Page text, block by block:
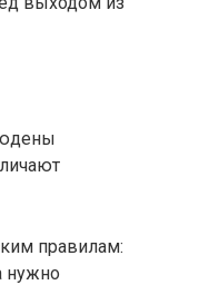
правилам:
нужно